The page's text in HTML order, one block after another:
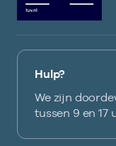
Hulp?
We zijn
tussen 9 en 17